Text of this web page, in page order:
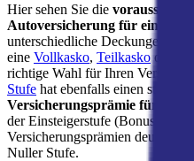
Hier sehen Sie die
Autoversicherung für einen
unterschiedliche Deckungen. Je
eine Vollkasko, Teilkaskooder
richtige Wahl für Ihren
Stufe hat ebenfalls einen starken
Versicherungsprämie für Ihren
der Einsteigerstufe (Bonus
Versicherungsprämien deutlich
Nuller Stufe.